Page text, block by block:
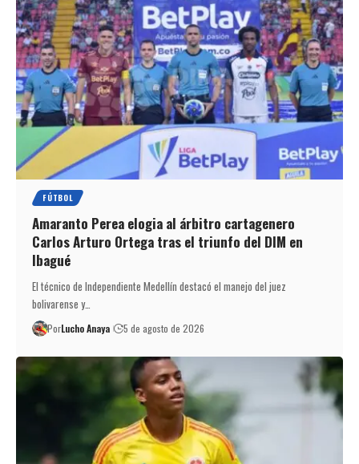
FÚTBOL
Amaranto Perea elogia al árbitro cartagenero
Carlos Arturo Ortega tras el triunfo del DIM en
Ibagué
El técnico de Independiente Medellín destacó el manejo del juez
bolivarense y…
PorLucho Anaya 5 de agosto de 2026